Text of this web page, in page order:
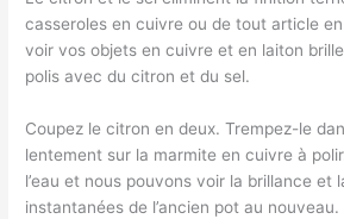
casseroles en cuivre ou de tout article
voir vos objets en cuivre et en laiton
polis avec du citron et du sel.
Coupez le citron en deux. Trempez-le
lentement sur la marmite en cuivre à
l’eau et nous pouvons voir la brillance et
instantanées de l’ancien pot au nouveau.